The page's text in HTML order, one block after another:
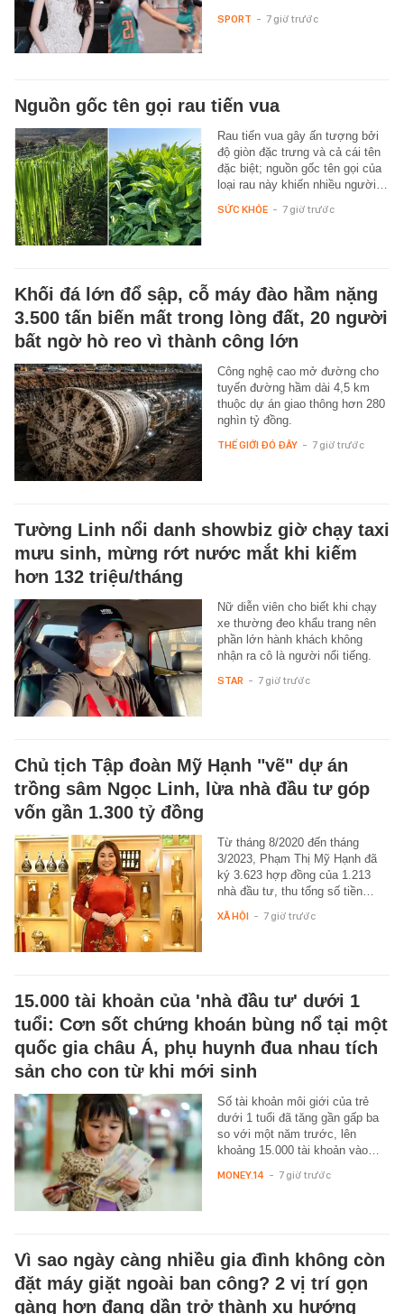
SPORT - 7 giờ trước
Nguồn gốc tên gọi rau tiến vua
Rau tiến vua gây ấn tượng bởi
độ giòn đặc trưng và cả cái tên
đặc biệt; nguồn gốc tên gọi của
loại rau này khiến nhiều người…
SỨC KHỎE - 7 giờ trước
Khối đá lớn đổ sập, cỗ máy đào hầm nặng
3.500 tấn biến mất trong lòng đất, 20 người
bất ngờ hò reo vì thành công lớn
Công nghệ cao mở đường cho
tuyến đường hầm dài 4,5 km
thuộc dự án giao thông hơn 280
nghìn tỷ đồng.
THẾ GIỚI ĐÓ ĐÂY - 7 giờ trước
Tường Linh nổi danh showbiz giờ chạy taxi
mưu sinh, mừng rớt nước mắt khi kiếm
hơn 132 triệu/tháng
Nữ diễn viên cho biết khi chạy
xe thường đeo khẩu trang nên
phần lớn hành khách không
nhận ra cô là người nổi tiếng.
STAR - 7 giờ trước
Chủ tịch Tập đoàn Mỹ Hạnh "vẽ" dự án
trồng sâm Ngọc Linh, lừa nhà đầu tư góp
vốn gần 1.300 tỷ đồng
Từ tháng 8/2020 đến tháng
3/2023, Phạm Thị Mỹ Hạnh đã
ký 3.623 hợp đồng của 1.213
nhà đầu tư, thu tổng số tiền…
XÃ HỘI - 7 giờ trước
15.000 tài khoản của 'nhà đầu tư' dưới 1
tuổi: Cơn sốt chứng khoán bùng nổ tại một
quốc gia châu Á, phụ huynh đua nhau tích
sản cho con từ khi mới sinh
Số tài khoản môi giới của trẻ
dưới 1 tuổi đã tăng gần gấp ba
so với một năm trước, lên
khoảng 15.000 tài khoản vào…
MONEY.14 - 7 giờ trước
Vì sao ngày càng nhiều gia đình không còn
đặt máy giặt ngoài ban công? 2 vị trí gọn
gàng hơn đang dần trở thành xu hướng